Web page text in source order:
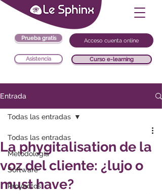
Prueba gratis
Asistencia
Acceso cuenta online
Curso e-learning
Entrada
Todas las entradas
Metodología
Software
Proyectos
Todas las entradas
La phygitalisation de la
voz del cliente: ¿lujo o
must have?